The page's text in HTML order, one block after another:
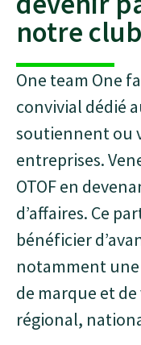
notre
One team One
convivial dédié
soutiennent ou
entreprises.
OTOF en
d’affaires. Ce
bénéficier
notamment
de marque et
régional,